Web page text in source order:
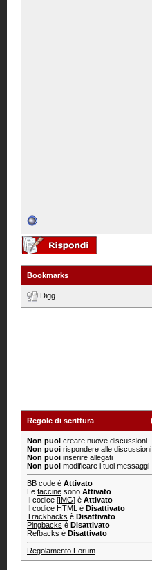
Bookmarks
Digg
Regole di scrittura
Non puoi creare nuove discussioni
Non puoi rispondere alle discussioni
Non puoi inserire allegati
Non puoi modificare i tuoi messaggi
BB code è Attivato
Le faccine sono Attivato
Il codice [IMG] è Attivato
Il codice HTML è Disattivato
Trackbacks è Disattivato
Pingbacks è Disattivato
Refbacks è Disattivato
Regolamento Forum